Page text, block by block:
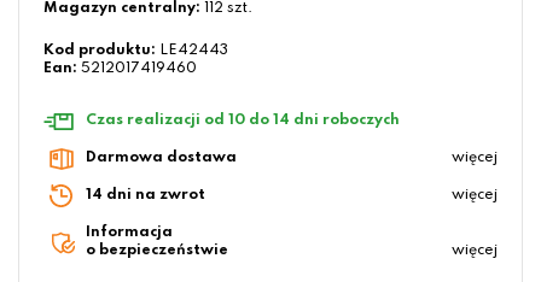
Magazyn centralny: 112 szt.
Kod produktu: LE42443
Ean: 5212017419460
Czas realizacji od 10 do 14 dni roboczych
Darmowa dostawa więcej
14 dni na zwrot więcej
Informacja
o bezpieczeństwie
więcej